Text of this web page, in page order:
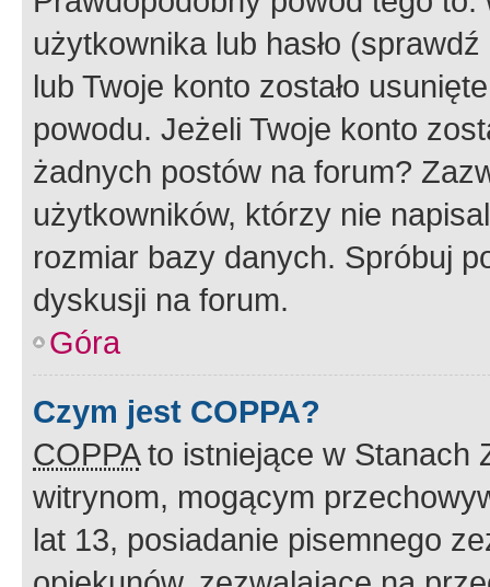
użytkownika lub hasło
lub Twoje konto zostało
powodu. Jeżeli Twoje konto
żadnych postów na forum?
użytkowników, którzy nie
rozmiar bazy danych. Spróbuj
dyskusji na forum.
Góra
Czym jest COPPA?
COPPAto istniejące w Stanach
witrynom, mogącym
lat 13, posiadanie pisemnego